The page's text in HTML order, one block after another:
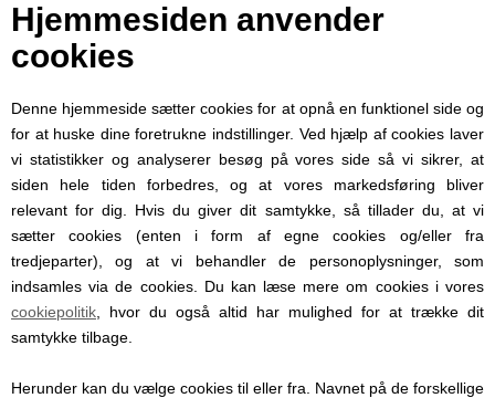
Hjemmesiden anvender
cookies
Denne hjemmeside sætter cookies for at opnå en funktionel side og
for at huske dine foretrukne indstillinger. Ved hjælp af cookies laver
vi statistikker og analyserer besøg på vores side så vi sikrer, at
siden hele tiden forbedres, og at vores markedsføring bliver
relevant for dig. Hvis du giver dit samtykke, så tillader du, at vi
sætter cookies (enten i form af egne cookies og/eller fra
tredjeparter), og at vi behandler de personoplysninger, som
indsamles via de cookies. Du kan læse mere om cookies i vores
cookiepolitik , hvor du også altid har mulighed for at trække dit
samtykke tilbage.
Herunder kan du vælge cookies til eller fra. Navnet på de forskellige
Product Code: BSZMP-A1
Vælg farve
Pris ved 1 Stk
259,00DKK
UDSOLGT
Varenummer: BSZMP-A1
8 - 10 uger
Beskrivelse